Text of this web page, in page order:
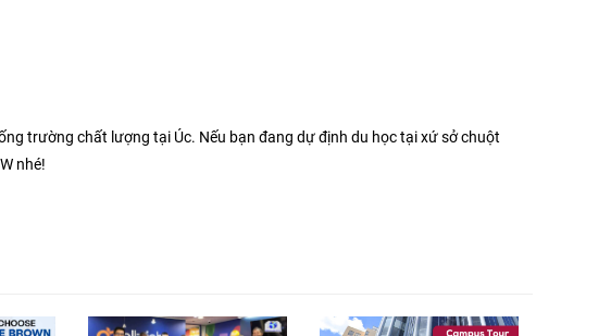
trường chất lượng tại Úc. Nếu bạn đang dự định du học tại xứ sở chuột
nhé!